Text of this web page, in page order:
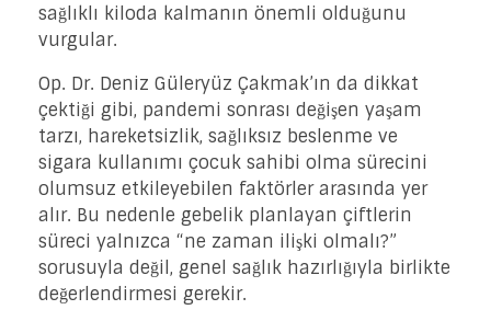
sağlıklı kiloda kalmanın önemli olduğunu
vurgular.
Op. Dr. Deniz Güleryüz Çakmak’ın da dikkat
çektiği gibi, pandemi sonrası değişen yaşam
tarzı, hareketsizlik, sağlıksız beslenme ve
sigara kullanımı çocuk sahibi olma sürecini
olumsuz etkileyebilen faktörler arasında yer
alır. Bu nedenle gebelik planlayan çiftlerin
süreci yalnızca “ne zaman ilişki olmalı?”
sorusuyla değil, genel sağlık hazırlığıyla birlikte
değerlendirmesi gerekir.